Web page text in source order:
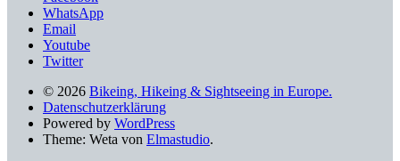
WhatsApp
Email
Youtube
Twitter
© 2026 Bikeing, Hikeing & Sightseeing in Europe.
Datenschutzerklärung
Powered by WordPress
Theme: Weta von Elmastudio.